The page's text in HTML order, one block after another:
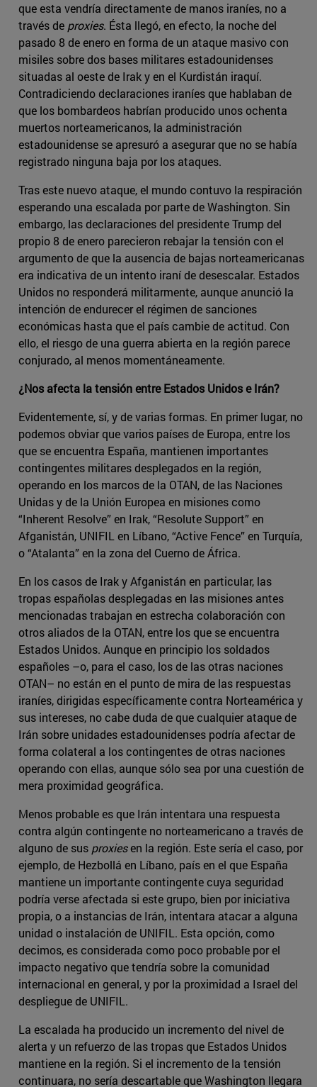
que esta vendría directamente de manos iraníes, no a
través de proxies. Ésta llegó, en efecto, la noche del
pasado 8 de enero en forma de un ataque masivo con
misiles sobre dos bases militares estadounidenses
situadas al oeste de Irak y en el Kurdistán iraquí.
Contradiciendo declaraciones iraníes que hablaban de
que los bombardeos habrían producido unos ochenta
muertos norteamericanos, la administración
estadounidense se apresuró a asegurar que no se había
registrado ninguna baja por los ataques.
Tras este nuevo ataque, el mundo contuvo la respiración
esperando una escalada por parte de Washington. Sin
embargo, las declaraciones del presidente Trump del
propio 8 de enero parecieron rebajar la tensión con el
argumento de que la ausencia de bajas norteamericanas
era indicativa de un intento iraní de desescalar. Estados
Unidos no responderá militarmente, aunque anunció la
intención de endurecer el régimen de sanciones
económicas hasta que el país cambie de actitud. Con
ello, el riesgo de una guerra abierta en la región parece
conjurado, al menos momentáneamente.
¿Nos afecta la tensión entre Estados Unidos e Irán?
Evidentemente, sí, y de varias formas. En primer lugar, no
podemos obviar que varios países de Europa, entre los
que se encuentra España, mantienen importantes
contingentes militares desplegados en la región,
operando en los marcos de la OTAN, de las Naciones
Unidas y de la Unión Europea en misiones como
“Inherent Resolve” en Irak, “Resolute Support” en
Afganistán, UNIFIL en Líbano, “Active Fence” en Turquía,
o “Atalanta” en la zona del Cuerno de África.
En los casos de Irak y Afganistán en particular, las
tropas españolas desplegadas en las misiones antes
mencionadas trabajan en estrecha colaboración con
otros aliados de la OTAN, entre los que se encuentra
Estados Unidos. Aunque en principio los soldados
españoles –o, para el caso, los de las otras naciones
OTAN– no están en el punto de mira de las respuestas
iraníes, dirigidas específicamente contra Norteamérica y
sus intereses, no cabe duda de que cualquier ataque de
Irán sobre unidades estadounidenses podría afectar de
forma colateral a los contingentes de otras naciones
operando con ellas, aunque sólo sea por una cuestión de
mera proximidad geográfica.
Menos probable es que Irán intentara una respuesta
contra algún contingente no norteamericano a través de
alguno de sus proxiesen la región. Este sería el caso, por
ejemplo, de Hezbollá en Líbano, país en el que España
mantiene un importante contingente cuya seguridad
podría verse afectada si este grupo, bien por iniciativa
propia, o a instancias de Irán, intentara atacar a alguna
unidad o instalación de UNIFIL. Esta opción, como
decimos, es considerada como poco probable por el
impacto negativo que tendría sobre la comunidad
internacional en general, y por la proximidad a Israel del
despliegue de UNIFIL.
La escalada ha producido un incremento del nivel de
alerta y un refuerzo de las tropas que Estados Unidos
mantiene en la región. Si el incremento de la tensión
continuara, no sería descartable que Washington llegara